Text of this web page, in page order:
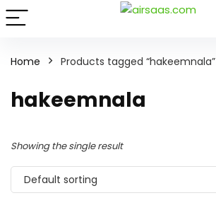
Home Products tagged “hakeemnala”
hakeemnala
Showing the single result
Default sorting